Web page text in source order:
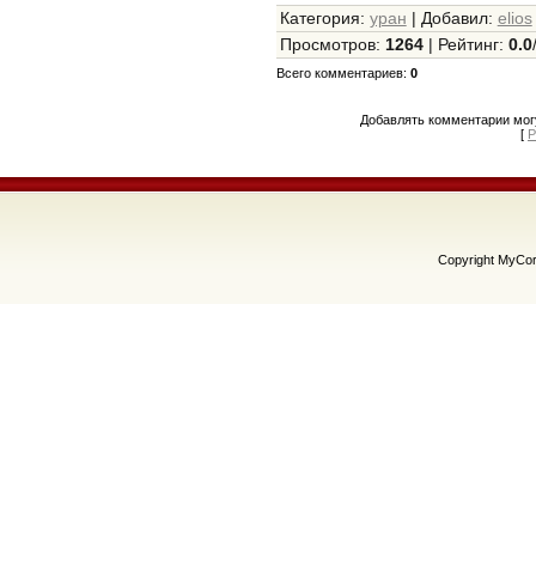
Категория: уран | Добавил: elios
Просмотров: 1264| Рейтинг: 0.0/
Всего комментариев: 0
Добавлять комментарии
[
Copyright